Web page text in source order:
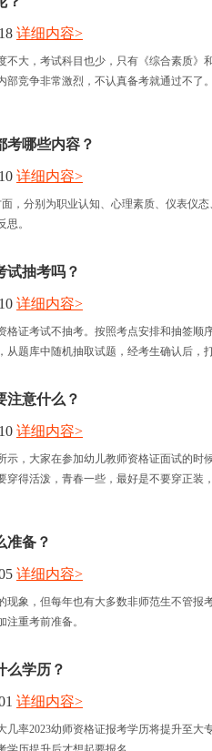
不大，考试科目也少，只有《综合素质》
部竞争非常激烈，不认真备考就通过不了
详细内容>
考哪些内容？
，分别为职业认知、心理素质、仪表仪
。
详细内容>
试抽考吗？
格证考试不抽考。按照考点安排和抽签顺
题库中随机抽取试题，经考生确认后，
详细内容>
注意什么？
示，大家在参加幼儿教师资格证面试的时
穿得活泼，青春一些，最好是不要穿正装
详细内容>
准备？
现象，但每年也有大多数非师范生不管报
重考前准备。
详细内容>
么学历？
几率2023幼师资格证报考学历将提升至大
详细内容>